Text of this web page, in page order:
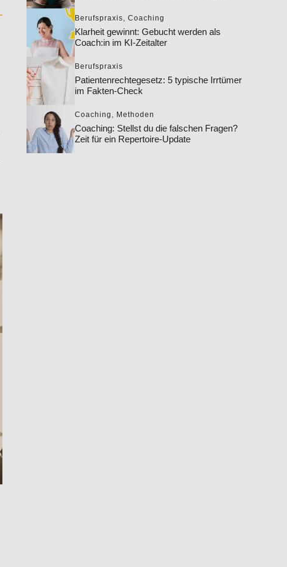
Berufspraxis Coaching
Klarheit gewinnt: Gebucht werden als
Coach:in im KI-Zeitalter
Berufspraxis
Patientenrechtegesetz: 5 typische Irrtümer
im Fakten-Check
Coaching Methoden
Coaching: Stellst du die falschen Fragen?
Zeit für ein Repertoire-Update